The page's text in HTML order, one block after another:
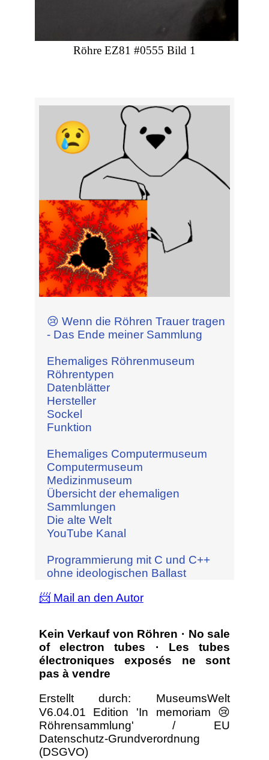
Röhre EZ81 #0555 Bild 1
😢 Wenn die Röhren Trauer tragen
- Das Ende meiner Sammlung
Ehemaliges Röhrenmuseum
Röhrentypen
Datenblätter
Hersteller
Sockel
Funktion
Ehemaliges Computermuseum
Computermuseum
Medizinmuseum
Übersicht der ehemaligen
Sammlungen
Die alte Welt
YouTube Kanal
Programmierung mit C und C++
ohne ideologischen Ballast
📨 Mail an den Autor
Kein Verkauf von Röhren · No sale
of electron tubes · Les tubes
électroniques exposés ne sont
pas à vendre
Erstellt durch: MuseumsWelt
V6.04.01 Edition 'In memoriam 😢
Röhrensammlung' / EU
Datenschutz-Grundverordnung
(DSGVO)